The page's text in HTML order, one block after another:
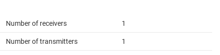
Number of receivers 1
Number of transmitters 1